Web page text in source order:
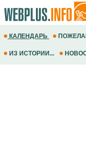
КАЛЕНДАРЬ
ИЗ ИСТОРИИ...